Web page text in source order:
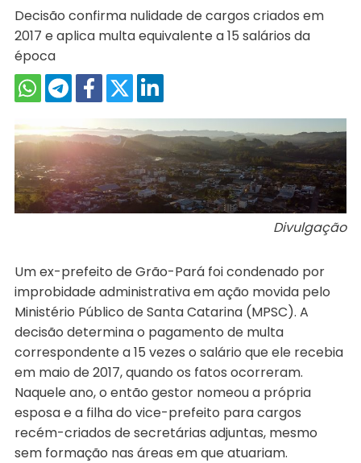
Decisão confirma nulidade de cargos criados em
2017 e aplica multa equivalente a 15 salários da
época
Divulgação
Um ex-prefeito de Grão-Pará foi condenado por
improbidade administrativa em ação movida pelo
Ministério Público de Santa Catarina (MPSC). A
decisão determina o pagamento de multa
correspondente a 15 vezes o salário que ele recebia
em maio de 2017, quando os fatos ocorreram.
Naquele ano, o então gestor nomeou a própria
esposa e a filha do vice-prefeito para cargos
recém-criados de secretárias adjuntas, mesmo
sem formação nas áreas em que atuariam.